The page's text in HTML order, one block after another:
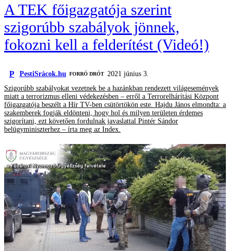
A TEK főigazgatója szerint
szigorúbb szabályok jönnek,
fokozni kell a felderítést (Videó!)
P PestiSrácok.hu FORRÓ DRÓT
2021 június 3.
Szigorúbb szabályokat vezetnek be a hazánkban rendezett világesemények
miatt a terrorizmus elleni védekezésben – erről a Terrorelhárítási Központ
főigazgatója beszélt a Hír TV-ben csütörtökön este. Hajdu János elmondta: a
szakemberek fogják eldönteni, hogy hol és milyen területen érdemes
szigorítani, ezt követően fordulnak javaslattal Pintér Sándor
belügyminiszterhez – írta meg az Index.